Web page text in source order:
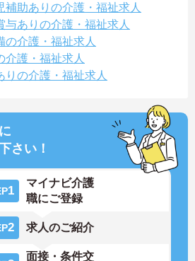
助ありの介護・福祉求人
ありの介護・福祉求人
の介護・福祉求人
介護・福祉求人
の介護・福祉求人
さい！
1
マイナビ介護
職にご登録
2 求人のご紹介
面接・条件交